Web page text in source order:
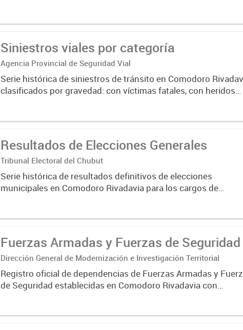
Siniestros viales por categoría
Agencia Provincial de Seguridad Vial
Serie histórica de siniestros de tránsito en Comodoro
clasificados por gravedad: con víctimas fatales, con heridos
Resultados de Elecciones Generales
Tribunal Electoral del Chubut
Serie histórica de resultados definitivos de elecciones
municipales en Comodoro Rivadavia para los cargos de
Fuerzas Armadas y Fuerzas de Seguridad
Dirección General de Modernización e Investigación Territorial
Registro oficial de dependencias de Fuerzas Armadas y
de Seguridad establecidas en Comodoro Rivadavia con